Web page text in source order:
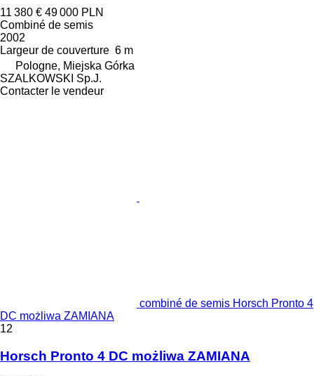
11 380 € 49 000 PLN
Combiné de semis
2002
Largeur de couverture 6 m
Pologne, Miejska Górka
SZALKOWSKI Sp.J.
Contacter le vendeur
combiné de semis Horsch Pronto 4
DC możliwa ZAMIANA
12
Horsch Pronto 4 DC możliwa ZAMIANA